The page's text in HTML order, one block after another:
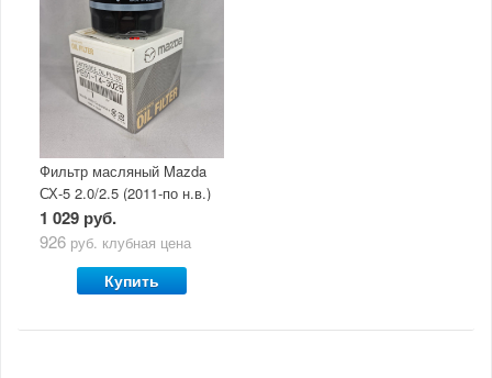
Фильтр масляный Mazda
СХ-5 2.0/2.5 (2011-по н.в.)
1 029 руб.
926 руб. клубная цена
Купить